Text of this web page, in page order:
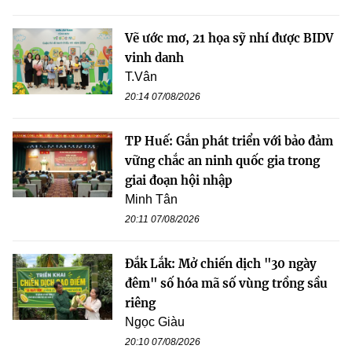
Vẽ ước mơ, 21 họa sỹ nhí được BIDV
vinh danh
T.Vân
20:14 07/08/2026
TP Huế: Gắn phát triển với bảo đảm
vững chắc an ninh quốc gia trong
giai đoạn hội nhập
Minh Tân
20:11 07/08/2026
Đắk Lắk: Mở chiến dịch "30 ngày
đêm" số hóa mã số vùng trồng sầu
riêng
Ngọc Giàu
20:10 07/08/2026